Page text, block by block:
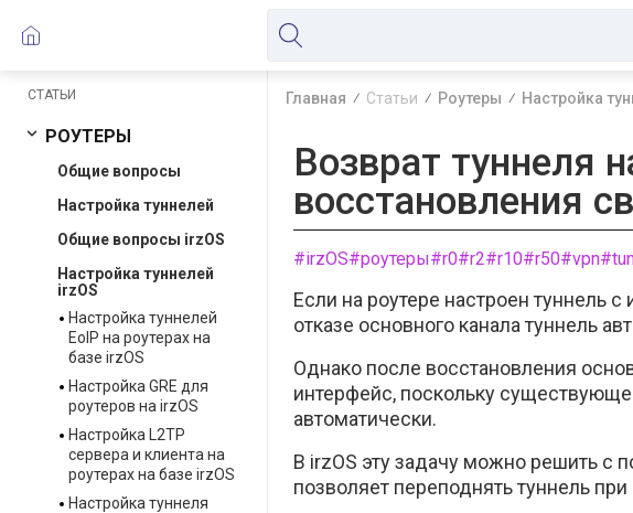
СТАТЬИ
РОУТЕРЫ
Общие вопросы
Настройка туннелей
Общие вопросы irzOS
Настройка туннелей
irzOS
Настройка туннелей
EoIP на роутерах на
базе irzOS
Настройка GRE для
роутеров на irzOS
Настройка L2TP
сервера и клиента на
роутерах на базе irzOS
Настройка туннеля
Главная Статьи Роутеры Настройка
Возврат туннеля
восстановления
#irzOS#роутеры#r0#r2#r10#r50#vpn
Если на роутере настроен туннель
отказе основного канала туннель
Однако после восстановления
интерфейс, поскольку
автоматически.
В irzOS эту задачу можно решить с
позволяет переподнять туннель